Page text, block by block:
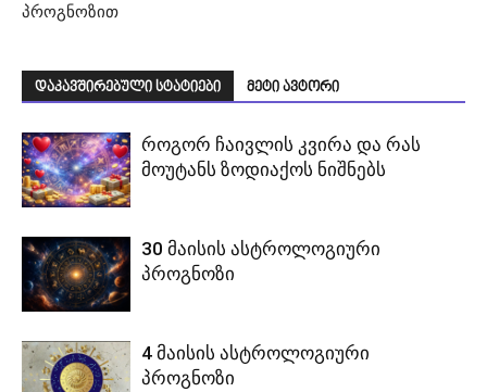
პროგნოზით
დაკავშირებული სტატიები მეტი ავტორი
როგორ ჩაივლის კვირა და რას
მოუტანს ზოდიაქოს ნიშნებს
30 მაისის ასტროლოგიური
პროგნოზი
4 მაისის ასტროლოგიური
პროგნოზი